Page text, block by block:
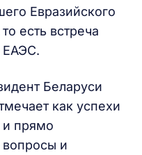
Евразийского
есть встреча
ЕАЭС.
Беларуси
как успехи
и прямо
и